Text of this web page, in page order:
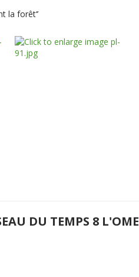
la forêt‘’
DU TEMPS 8